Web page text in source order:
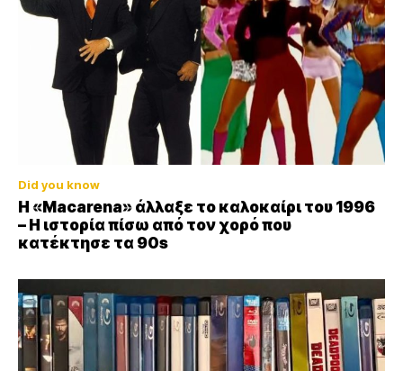
Did you know
Η «Macarena» άλλαξε το καλοκαίρι του 1996
– Η ιστορία πίσω από τον χορό που
κατέκτησε τα 90s